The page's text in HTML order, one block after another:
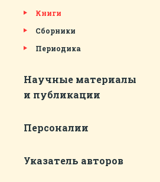
Книги
Сборники
Периодика
Научные материалы
и публикации
Персоналии
Указатель авторов